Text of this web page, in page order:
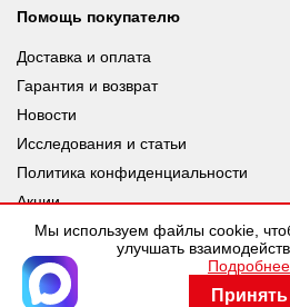
Помощь покупателю
Доставка и оплата
Гарантия и возврат
Новости
Исследования и статьи
Политика конфиденциальности
Акции
© leuze.ru [LEUZE RUS], 2026 |
Мы используем файлы cookie,
улучшать
Подробнее
Принять